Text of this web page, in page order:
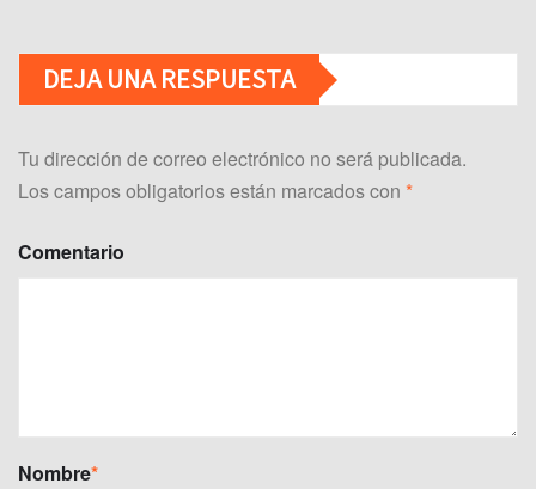
DEJA UNA RESPUESTA
Tu dirección de correo electrónico no será publicada.
Los campos obligatorios están marcados con *
Comentario
Nombre*